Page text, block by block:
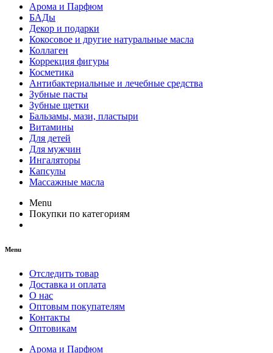
Арома и Парфюм
БАДы
Декор и подарки
Кокосовое и другие натуральные масла
Коллаген
Коррекция фигуры
Косметика
Антибактериальные и лечебные средства
Зубные пасты
Зубные щетки
Бальзамы, мази, пластыри
Витамины
Для детей
Для мужчин
Ингаляторы
Капсулы
Массажные масла
Menu
Покупки по категориям
Menu
Отследить товар
Доставка и оплата
О нас
Оптовым покупателям
Контакты
Оптовикам
Арома и Парфюм